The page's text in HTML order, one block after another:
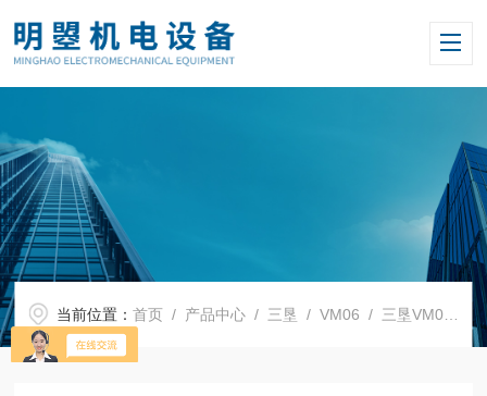
当前位置：首页 / 产品中心 / 三垦 /VM06 / 三垦VM06系列通用型变频器VM06-0022-N4